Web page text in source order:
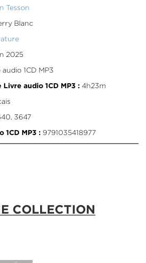
Tesson
Blanc
2025
1CD MP3
audio 1CD MP3 :4h23m
3647
1CD MP3 :9791035418977
COLLECTION